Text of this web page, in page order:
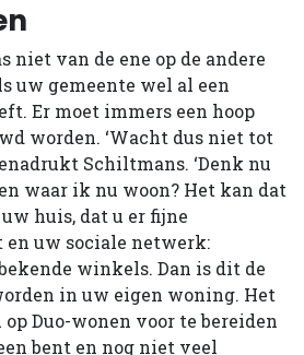
niet van de ene op de andere
uw gemeente wel al een
Er moet immers een hoop
worden. ‘Wacht dus niet tot
Schiltmans. ‘Denk nu
waar ik nu woon? Het kan dat
huis, dat u er fijne
uw sociale netwerk:
winkels. Dan is dit de
in uw eigen woning. Het
Duo-wonen voor te bereiden
bent en nog niet veel